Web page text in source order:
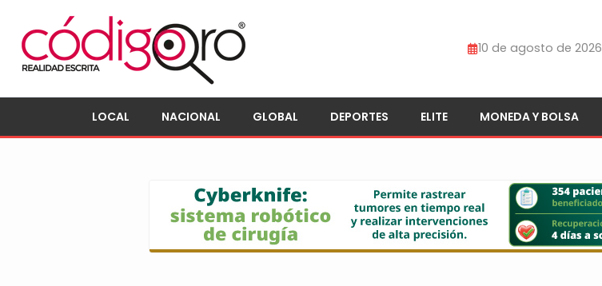
10 de agosto de 2026
LOCAL NACIONAL GLOBAL DEPORTES ELITE MONEDA Y BOLSA